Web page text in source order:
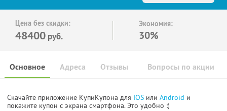
Цена без скидки:
48400 руб.
Экономия:
30%
Основное Отзывы Вопросы по акции
Адреса
Скачайте приложение КупиКупона для IOS или Android и
покажите купон с экрана смартфона. Это удобно :)